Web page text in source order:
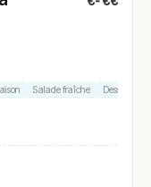
Salade fraîche Dessert